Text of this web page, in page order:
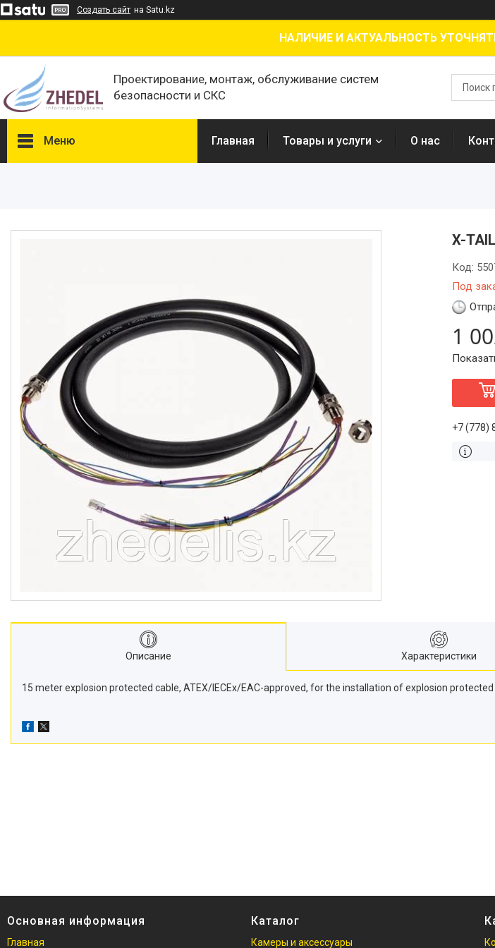
Создать сайт на Satu.kz
НАЛИЧИЕ И АКТУАЛЬНОСТЬ
Проектирование, монтаж, обслуживание систем
безопасности и СКС
Меню Главная Товары и услуги О нас
X-
Под
Код:
1
+7 (778)
Описание Характеристики
15 meter explosion protected cable, ATEX/IECEx/EAC-approved, for the installation of explosion
Основная информация
Главная
Каталог
Камеры и аксессуары